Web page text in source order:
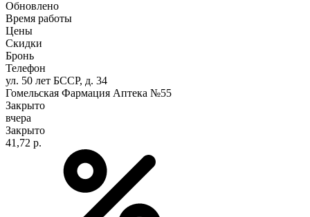
Обновлено
Время работы
Цены
Скидки
Бронь
Телефон
ул. 50 лет БССР, д. 34
Гомельская Фармация Аптека №55
Закрыто
вчера
Закрыто
41,72 р.